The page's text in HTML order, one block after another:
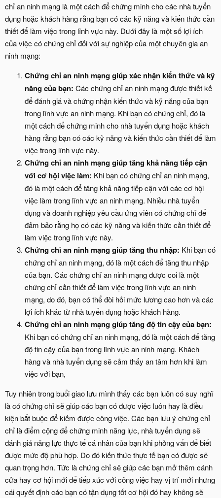
chỉ an ninh mạng là một cách để chứng minh cho các nhà tuyển
dụng hoặc khách hàng rằng bạn có các kỹ năng và kiến thức cần
thiết để làm việc trong lĩnh vực này. Dưới đây là một số lợi ích
của việc có chứng chỉ đối với sự nghiệp của một chuyên gia an
ninh mạng:
Chứng chỉ an ninh mạng giúp xác nhận kiến thức và kỹ
năng của bạn: Các chứng chỉ an ninh mạng được thiết kế
để đánh giá và chứng nhận kiến thức và kỹ năng của bạn
trong lĩnh vực an ninh mạng. Khi bạn có chứng chỉ, đó là
một cách để chứng minh cho nhà tuyển dụng hoặc khách
hàng rằng bạn có các kỹ năng và kiến thức cần thiết để làm
việc trong lĩnh vực này.
Chứng chỉ an ninh mạng giúp tăng khả năng tiếp cận
với cơ hội việc làm: Khi bạn có chứng chỉ an ninh mạng,
đó là một cách để tăng khả năng tiếp cận với các cơ hội
việc làm trong lĩnh vực an ninh mạng. Nhiều nhà tuyển
dụng và doanh nghiệp yêu cầu ứng viên có chứng chỉ để
đảm bảo rằng họ có các kỹ năng và kiến thức cần thiết để
làm việc trong lĩnh vực này.
Chứng chỉ an ninh mạng giúp tăng thu nhập: Khi bạn có
chứng chỉ an ninh mạng, đó là một cách để tăng thu nhập
của bạn. Các chứng chỉ an ninh mạng được coi là một
chứng chỉ cần thiết để làm việc trong lĩnh vực an ninh
mạng, do đó, bạn có thể đòi hỏi mức lương cao hơn và các
lợi ích khác từ nhà tuyển dụng hoặc khách hàng.
Chứng chỉ an ninh mạng giúp tăng độ tin cậy của bạn:
Khi bạn có chứng chỉ an ninh mạng, đó là một cách để tăng
độ tin cậy của bạn trong lĩnh vực an ninh mạng. Khách
hàng và nhà tuyển dụng sẽ cảm thấy an tâm hơn khi làm
việc với bạn,
Tuy nhiên trong buổi giao lưu mình thấy các bạn luôn có suy nghĩ
là có chứng chỉ sẽ giúp các bạn có được việc luôn hay là điều
kiện bắt buộc để kiếm được công việc. Các bạn lưu ý chứng chỉ
chỉ là điểm cộng để chứng minh năng lực, nhà tuyển dụng sẽ
đánh giá năng lực thực tế cá nhân của bạn khi phỏng vấn để biết
được mức độ phù hợp. Do đó kiến thức thực tế bạn có được sẽ
quan trọng hơn. Tức là chứng chỉ sẽ giúp các bạn mở thêm cánh
cửa hay cơ hội mới để tiếp xúc với công việc hay vị trí mới nhưng
cái quyết định các bạn có tận dụng tốt cơ hội đó hay không sẽ